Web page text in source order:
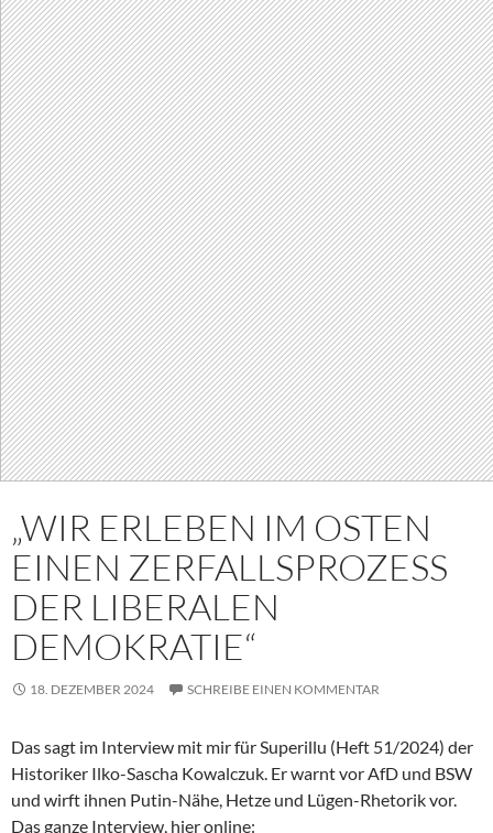
„WIR ERLEBEN IM OSTEN
EINEN ZERFALLSPROZESS
DER LIBERALEN
DEMOKRATIE“
18. DEZEMBER 2024 SCHREIBE EINEN KOMMENTAR
Das sagt im Interview mit mir für Superillu (Heft 51/2024) der
Historiker Ilko-Sascha Kowalczuk. Er warnt vor AfD und BSW
und wirft ihnen Putin-Nähe, Hetze und Lügen-Rhetorik vor.
Das ganze Interview, hier online: